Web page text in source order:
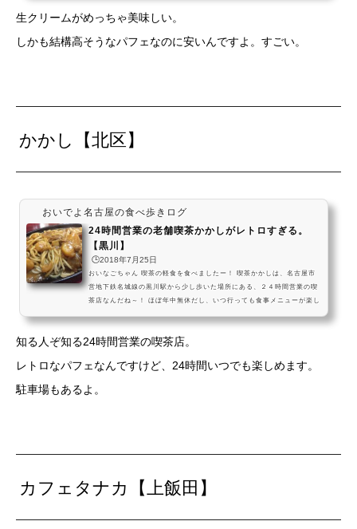
a) 2017年11月6日愛知県名古屋市昭和区滝川町２２−１ 営業時間10時00
生クリームがめっちゃ美味しい。
しかも結構高そうなパフェなのに安いんですよ。すごい。
かかし【北区】
おいでよ名古屋の食べ歩きログ
24時間営業の老舗喫茶かかしがレトロすぎる。
【黒川】
🕒️2018年7月25日
おいなごちゃん 喫茶の軽食を食べましたー！ 喫茶かかしは、名古屋市
営地下鉄名城線の黒川駅から少し歩いた場所にある、２４時間営業の喫
茶店なんだね～！ ほぼ年中無休だし、いつ行っても食事メニューが楽し
食べに、名古屋においでよ。喫茶店だらけの名古屋でも珍しい、24時間
しても朝までばっちり時間潰しができるね！ #...
知る人ぞ知る24時間営業の喫茶店。
レトロなパフェなんですけど、24時間いつでも楽しめます。
駐車場もあるよ。
カフェタナカ【上飯田】